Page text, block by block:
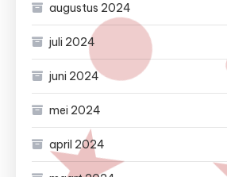
augustus 2024
juli 2024
juni 2024
mei 2024
april 2024